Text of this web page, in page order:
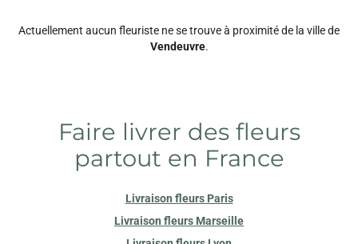
Actuellement aucun fleuriste ne se trouve à proximité de la ville de
Vendeuvre.
Faire livrer des fleurs
partout en France
Livraison fleurs Paris
Livraison fleurs Marseille